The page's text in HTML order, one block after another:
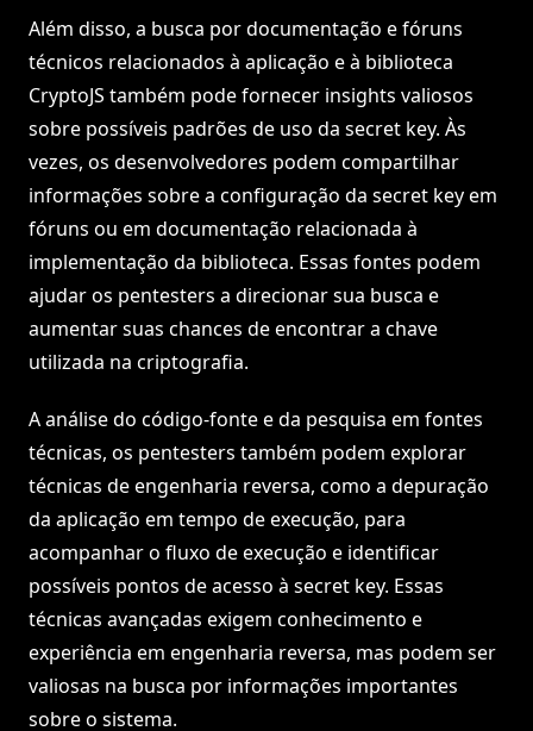
Além disso, a busca por documentação e fóruns
técnicos relacionados à aplicação e à biblioteca
CryptoJS também pode fornecer insights valiosos
sobre possíveis padrões de uso da secret key. Às
vezes, os desenvolvedores podem compartilhar
informações sobre a configuração da secret key em
fóruns ou em documentação relacionada à
implementação da biblioteca. Essas fontes podem
ajudar os pentesters a direcionar sua busca e
aumentar suas chances de encontrar a chave
utilizada na criptografia.
A análise do código-fonte e da pesquisa em fontes
técnicas, os pentesters também podem explorar
técnicas de engenharia reversa, como a depuração
da aplicação em tempo de execução, para
acompanhar o fluxo de execução e identificar
possíveis pontos de acesso à secret key. Essas
técnicas avançadas exigem conhecimento e
experiência em engenharia reversa, mas podem ser
valiosas na busca por informações importantes
sobre o sistema.